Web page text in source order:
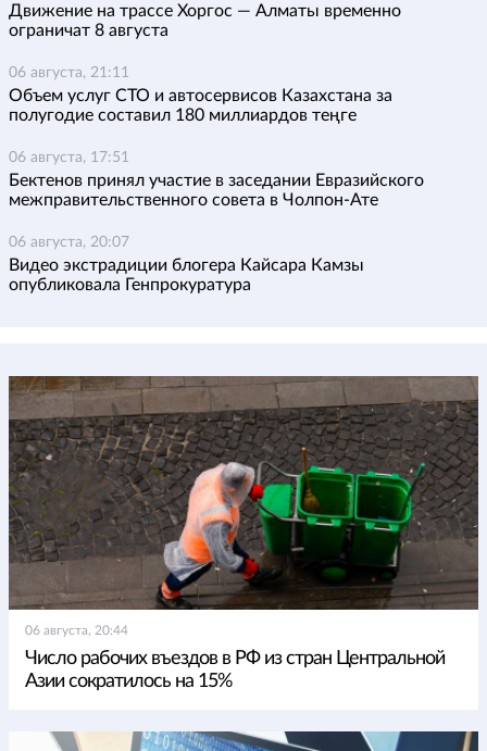
Движение на трассе Хоргос — Алматы временно
ограничат 8 августа
06 августа, 21:11
Объем услуг СТО и автосервисов Казахстана за
полугодие составил 180 миллиардов теңге
06 августа, 17:51
Бектенов принял участие в заседании Евразийского
межправительственного совета в Чолпон-Ате
06 августа, 20:07
Видео экстрадиции блогера Кайсара Камзы
опубликовала Генпрокуратура
06 августа, 20:44
Число рабочих въездов в РФ из стран Центральной
Азии сократилось на 15%